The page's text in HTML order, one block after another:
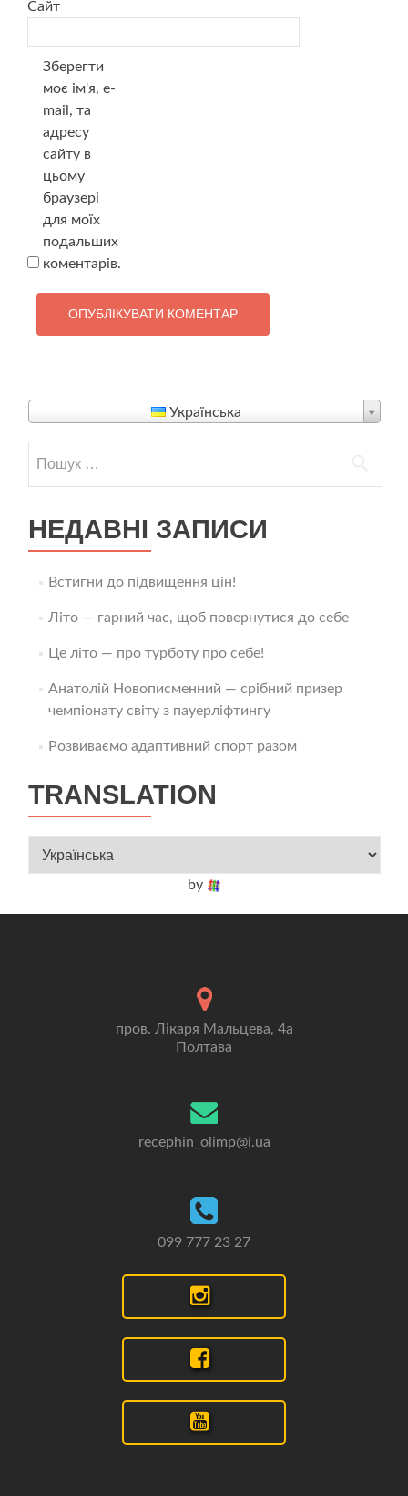
Сайт
Зберегти
моє ім'я, e-
mail, та
адресу
сайту в
цьому
браузері
для моїх
подальших
коментарів.
Українська
НЕДАВНІ ЗАПИСИ
Встигни до підвищення цін!
Літо — гарний час, щоб повернутися до себе
Це літо — про турботу про себе!
Анатолій Новописменний — срібний призер
чемпіонату світу з пауерліфтингу
Розвиваємо адаптивний спорт разом
TRANSLATION
by
пров. Лікаря Мальцева, 4а
Полтава
recephin_olimp@i.ua
099 777 23 27